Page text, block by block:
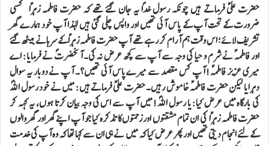
حضرت علیؑ فرماتے ہیں چونکہ رسول خداؐ یہ جان گئے تھے کہ حضرت فاطمہ زہراؑ کسی
ضرورت کے تحت آپ کے پاس آئی تھیں اور واپس چلی گئی ہیں لہذا آپ خود ہمارے گھر
تشریف لائے؛ اس وقت ہم آرام کر رہے تھے آپ حضرت فاطمہ زہرا ؑکے سرہانے بیٹھ گئے
اور فاطمہ ؑنے شرم و حیا کی وجہ سے آپ سے کچھ عرض نہ کی۔ آنحضرتؐ نے فرمایا: اے
میری عزیز فاطمہؑ! آپ کس مقصد سے میرے پاس آئی تھیں؟۔ آپ نے دوبار یہ سوال
دہرایا لیکن حضرت فاطمہؑ خاموش رہیں۔ حضرت علیؑ فرماتے ہیں: میں نے خود رسول اللہؐ
کی بارگاہ میں عرض کیا: یا رسول اللہؐ! میں آپ سے اس کی وجہ بیان کرتا ہوں، یہ کہہ کر
حضرت فاطمہ زہراؑ کی ان تمام مشقتوں اور زحمتوں کا تذکرہ کیا جو آپ اپنے گھر اور گھر والوں
کے لئے انجام دیتی تھیں اور پھر عرض کیا کہ میں نے ہی ان سے کہا تھا کہ وہ آپ کی خدمت